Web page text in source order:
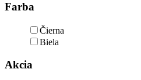
Farba
Čierna
Biela
Akcia